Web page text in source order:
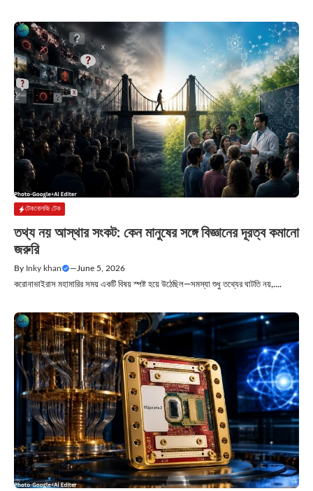
টেকনোলজি টেক
তথ্য নয় আস্থার সংকট: কেন মানুষের সঙ্গে বিজ্ঞানের দূরত্ব কমানো
জরুরি
By Inky khan — June 5, 2026
করোনাভাইরাস মহামারির সময় একটি বিষয় স্পষ্ট হয়ে উঠেছিল—সমস্যা শুধু তথ্যের ঘাটতি নয়,....